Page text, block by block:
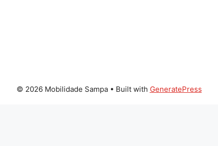
© 2026 Mobilidade Sampa• Built with GeneratePress